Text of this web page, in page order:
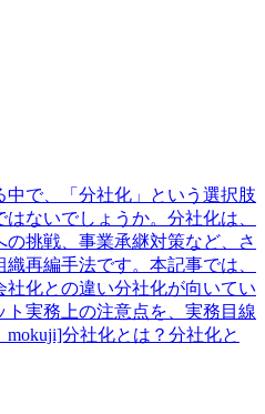
で、「分社化」という選択肢
ないでしょうか。分社化は、
挑戦、事業承継対策など、さ
再編手法です。本記事では、
化との違い分社化が向いてい
実務上の注意点を、実務目線
分社化とは？分社化と